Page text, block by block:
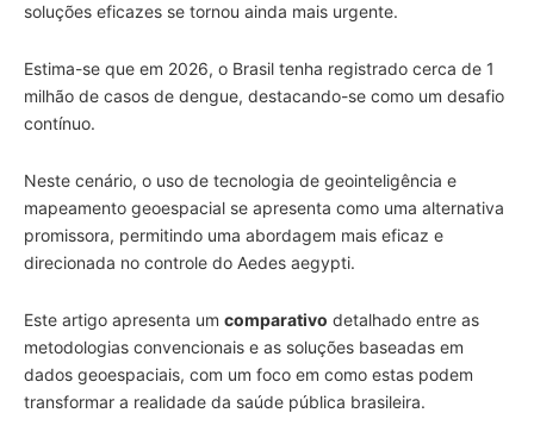
soluções eficazes se tornou ainda mais urgente.
Estima-se que em 2026, o Brasil tenha registrado cerca de 1
milhão de casos de dengue, destacando-se como um desafio
contínuo.
Neste cenário, o uso de tecnologia de geointeligência e
mapeamento geoespacial se apresenta como uma alternativa
promissora, permitindo uma abordagem mais eficaz e
direcionada no controle do Aedes aegypti.
Este artigo apresenta um comparativo detalhado entre as
metodologias convencionais e as soluções baseadas em
dados geoespaciais, com um foco em como estas podem
transformar a realidade da saúde pública brasileira.